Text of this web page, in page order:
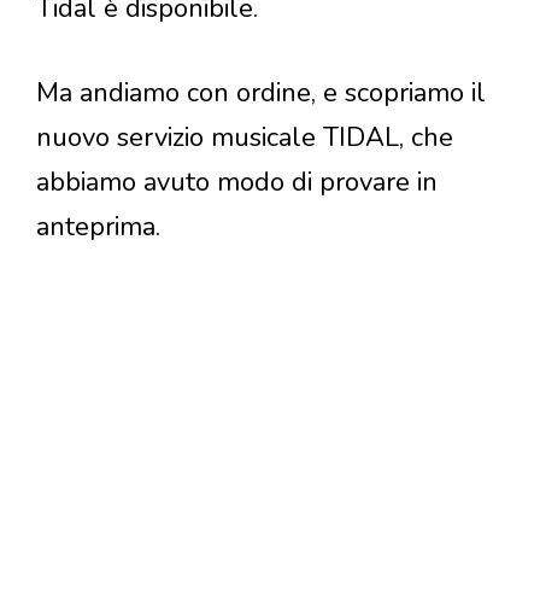
Tidal è disponibile.
Ma andiamo con ordine, e scopriamo il
nuovo servizio musicale TIDAL, che
abbiamo avuto modo di provare in
anteprima.